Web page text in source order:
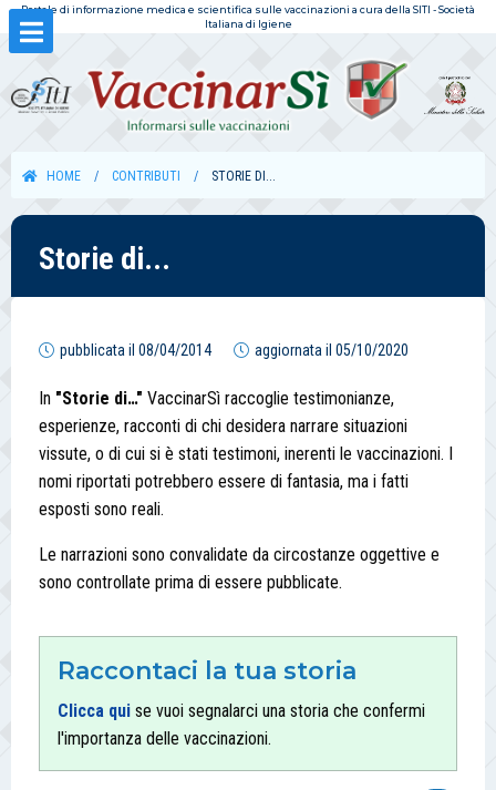
Portale di informazione medica e scientifica sulle vaccinazioni a cura della SITI - Società
Italiana di Igiene
HOME CONTRIBUTI STORIE DI...
Storie di...
pubblicata il 08/04/2014 aggiornata il 05/10/2020
In "Storie di…" VaccinarSì raccoglie testimonianze,
esperienze, racconti di chi desidera narrare situazioni
vissute, o di cui si è stati testimoni, inerenti le vaccinazioni. I
nomi riportati potrebbero essere di fantasia, ma i fatti
esposti sono reali.
Le narrazioni sono convalidate da circostanze oggettive e
sono controllate prima di essere pubblicate.
Raccontaci la tua storia
Clicca qui se vuoi segnalarci una storia che confermi
l'importanza delle vaccinazioni.